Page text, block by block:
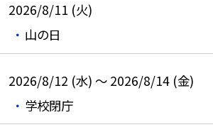
2026/8/11 (火)
山の日
2026/8/12 (水) ～ 2026/8/14 (金)
学校閉庁